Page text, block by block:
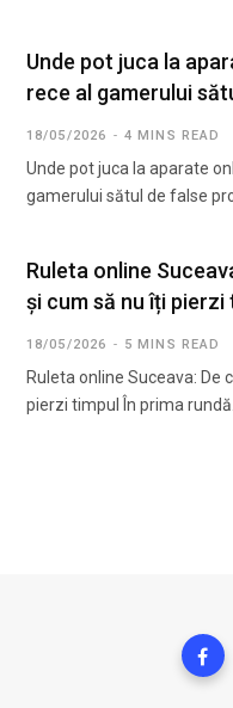
Unde pot juca la
rece al gamerului
18/05/2026 4 MINS READ
Unde pot juca la aparate
gamerului sătul de false
Ruleta online
și cum să nu îți pierzi
18/05/2026 5 MINS READ
Ruleta online Suceava: De
pierzi timpul În prima